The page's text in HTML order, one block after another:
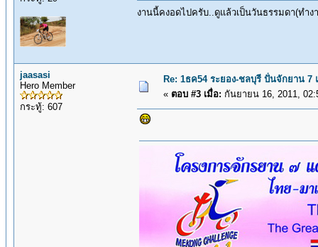
งานนี้คงอดไปครับ..ดูแล้วเป็นวันธรรมดา(ทำง
jaasasi
Hero Member
กระทู้: 607
Re: 1ธค54 ระยอง-ชลบุรี ปั่นจักยาน 7
« ตอบ #3 เมื่อ: กันยายน 16, 2011,